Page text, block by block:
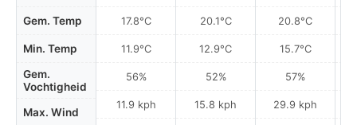
Gem. Temp
Min. Temp
Gem.
Vochtigheid
Max. Wind
17.8°C
11.9°C
56%
11.9 kph
20.1°C
12.9°C
52%
15.8 kph
20.8°C
15.7°C
57%
29.9 kph